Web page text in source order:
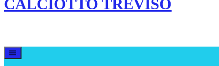
CALCIOTTO TREVISO